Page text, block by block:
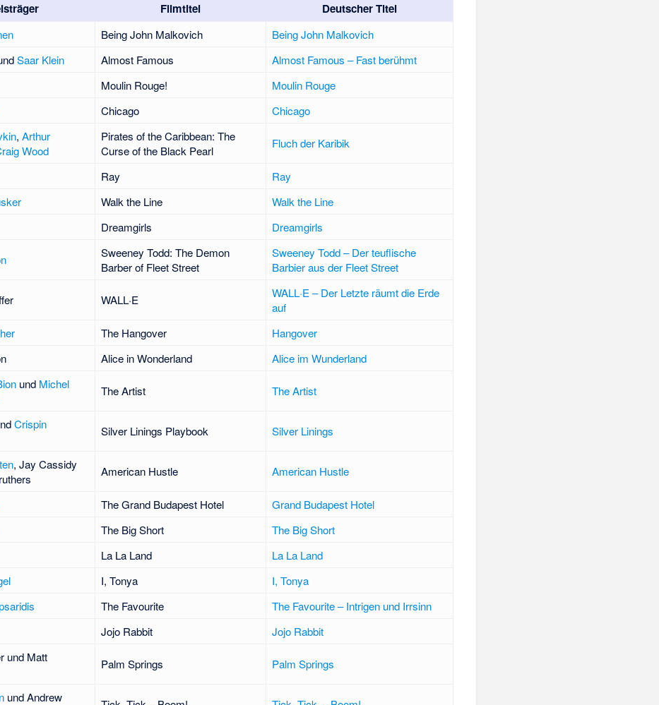
Filmtitel Deutscher Titel
Being John Malkovich
Being John Malkovich
Saar Klein Almost Famous
Almost Famous – Fast berühmt
Moulin Rouge!
Moulin Rouge
Chicago Chicago
, Arthur
Wood
Pirates of the Caribbean: The
Curse of the Black Pearl
Fluch der Karibik
Ray
Ray
Walk the Line
Walk the Line
Dreamgirls Dreamgirls
Sweeney Todd: The Demon
Barber of Fleet Street
Sweeney Todd – Der teuflische
Barbier aus der Fleet Street
WALL·E
WALL·E – Der Letzte räumt die Erde
auf
The Hangover
Hangover
Alice in Wonderland Alice im Wunderland
und Michel
The Artist The Artist
Crispin
Silver Linings Playbook Silver Linings
, Jay Cassidy
American Hustle American Hustle
The Grand Budapest Hotel
Grand Budapest Hotel
The Big Short
The Big Short
La La Land
La La Land
I, Tonya
I, Tonya
The Favourite
The Favourite – Intrigen und Irrsinn
Jojo Rabbit Jojo Rabbit
und Matt
Palm Springs Palm Springs
undAndrew